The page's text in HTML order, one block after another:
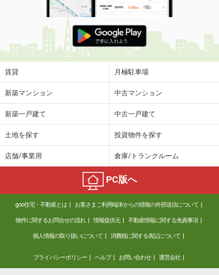
賃貸 月極駐車場
新築マンション 中古マンション
新築一戸建て 中古一戸建て
土地を探す 投資物件を探す
店舗/事業用 倉庫/トランクルーム
PC版へ
goo住宅・不動産とは お客さまご利用端末からの情報の外部送信について
物件に関するお問合せの流れ 情報提供元 不動産情報に関する免責事項
個人情報の取り扱いについて 消費税に関する表記について
プライバシーポリシー ヘルプ お問い合わせ 運営会社